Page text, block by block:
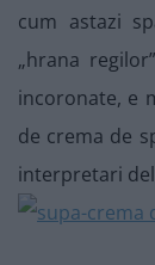
cum astazi
„hrana
incoronate, e
de crema de
interpretari